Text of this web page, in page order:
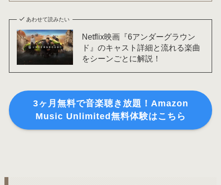
あわせて読みたい
Netflix映画『6アンダーグラウン
ド』のキャスト詳細と流れる楽曲
をシーンごとに解説！
3ヶ月無料で音楽聴き放題！Amazon
Music Unlimited無料体験はこちら